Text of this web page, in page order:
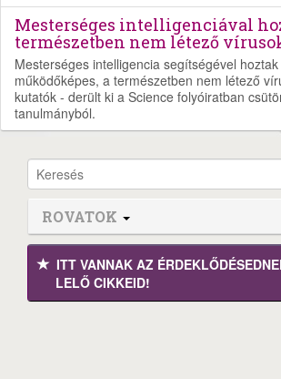
Mesterséges intelligenciával
természetben nem létező
Mesterséges intelligencia segítségével
működőképes, a természetben nem létező
kutatók - derült ki a Science folyóiratban
tanulmányból.
ROVATOK
ITT VANNAK AZ
LELŐ CIKKEID!